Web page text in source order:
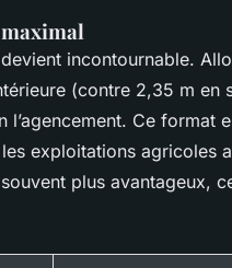
incontournable.
(contre 2,35 m en
l’agencement. Ce format
exploitations agricoles
plus avantageux,